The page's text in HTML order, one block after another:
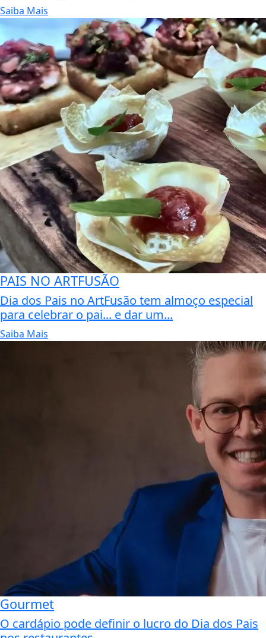
Saiba Mais
PAIS NO ARTFUSÃO
Dia dos Pais no ArtFusão tem almoço especial
para celebrar o pai... e dar um...
Saiba Mais
Gourmet
O cardápio pode definir o lucro do Dia dos Pais